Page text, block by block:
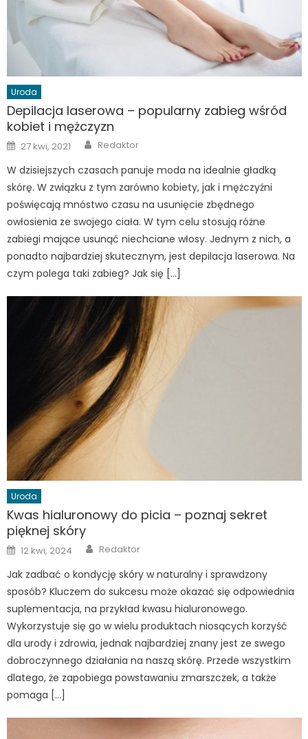
Uroda
Depilacja laserowa – popularny zabieg wśród
kobiet i mężczyzn
Posted
on
27 kwi, 2021 Author
Redaktor
W dzisiejszych czasach panuje moda na idealnie gładką
skórę. W związku z tym zarówno kobiety, jak i mężczyźni
poświęcają mnóstwo czasu na usunięcie zbędnego
owłosienia ze swojego ciała. W tym celu stosują różne
zabiegi mające usunąć niechciane włosy. Jednym z nich, a
ponadto najbardziej skutecznym, jest depilacja laserowa. Na
czym polega taki zabieg? Jak się […]
Uroda
Kwas hialuronowy do picia – poznaj sekret
pięknej skóry
Posted
on
12 kwi, 2024 Author
Redaktor
Jak zadbać o kondycję skóry w naturalny i sprawdzony
sposób? Kluczem do sukcesu może okazać się odpowiednia
suplementacja, na przykład kwasu hialuronowego.
Wykorzystuje się go w wielu produktach niosących korzyść
dla urody i zdrowia, jednak najbardziej znany jest ze swego
dobroczynnego działania na naszą skórę. Przede wszystkim
dlatego, że zapobiega powstawaniu zmarszczek, a także
pomaga […]